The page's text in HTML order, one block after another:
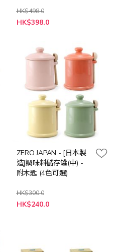
HK$498.0
HK$398.0
ZERO JAPAN - [日本製
造]調味料儲存罐(中) -
附木匙 (4色可選)
HK$300.0
HK$240.0